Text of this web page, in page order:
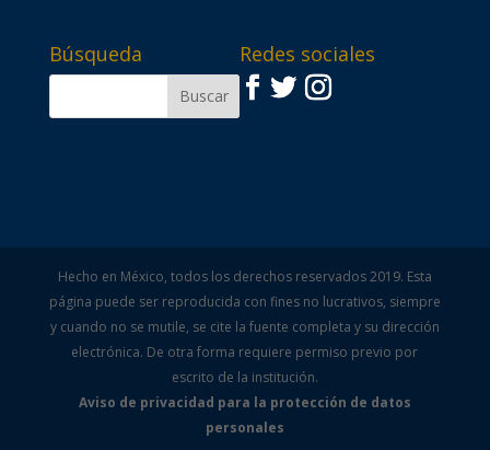
Búsqueda Redes sociales
Hecho en México, todos los derechos reservados 2019. Esta
página puede ser reproducida con fines no lucrativos, siempre
y cuando no se mutile, se cite la fuente completa y su dirección
electrónica. De otra forma requiere permiso previo por
escrito de la institución.
Aviso de privacidad para la protección de datos
personales